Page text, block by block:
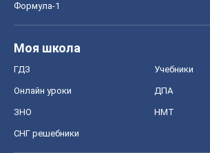
Формула-1
Моя школа
ГДЗ Учебники
Онлайн уроки ДПА
ЗНО НМТ
СНГ решебники